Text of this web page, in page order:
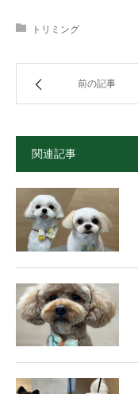
トリミング
前の記事
関連記事